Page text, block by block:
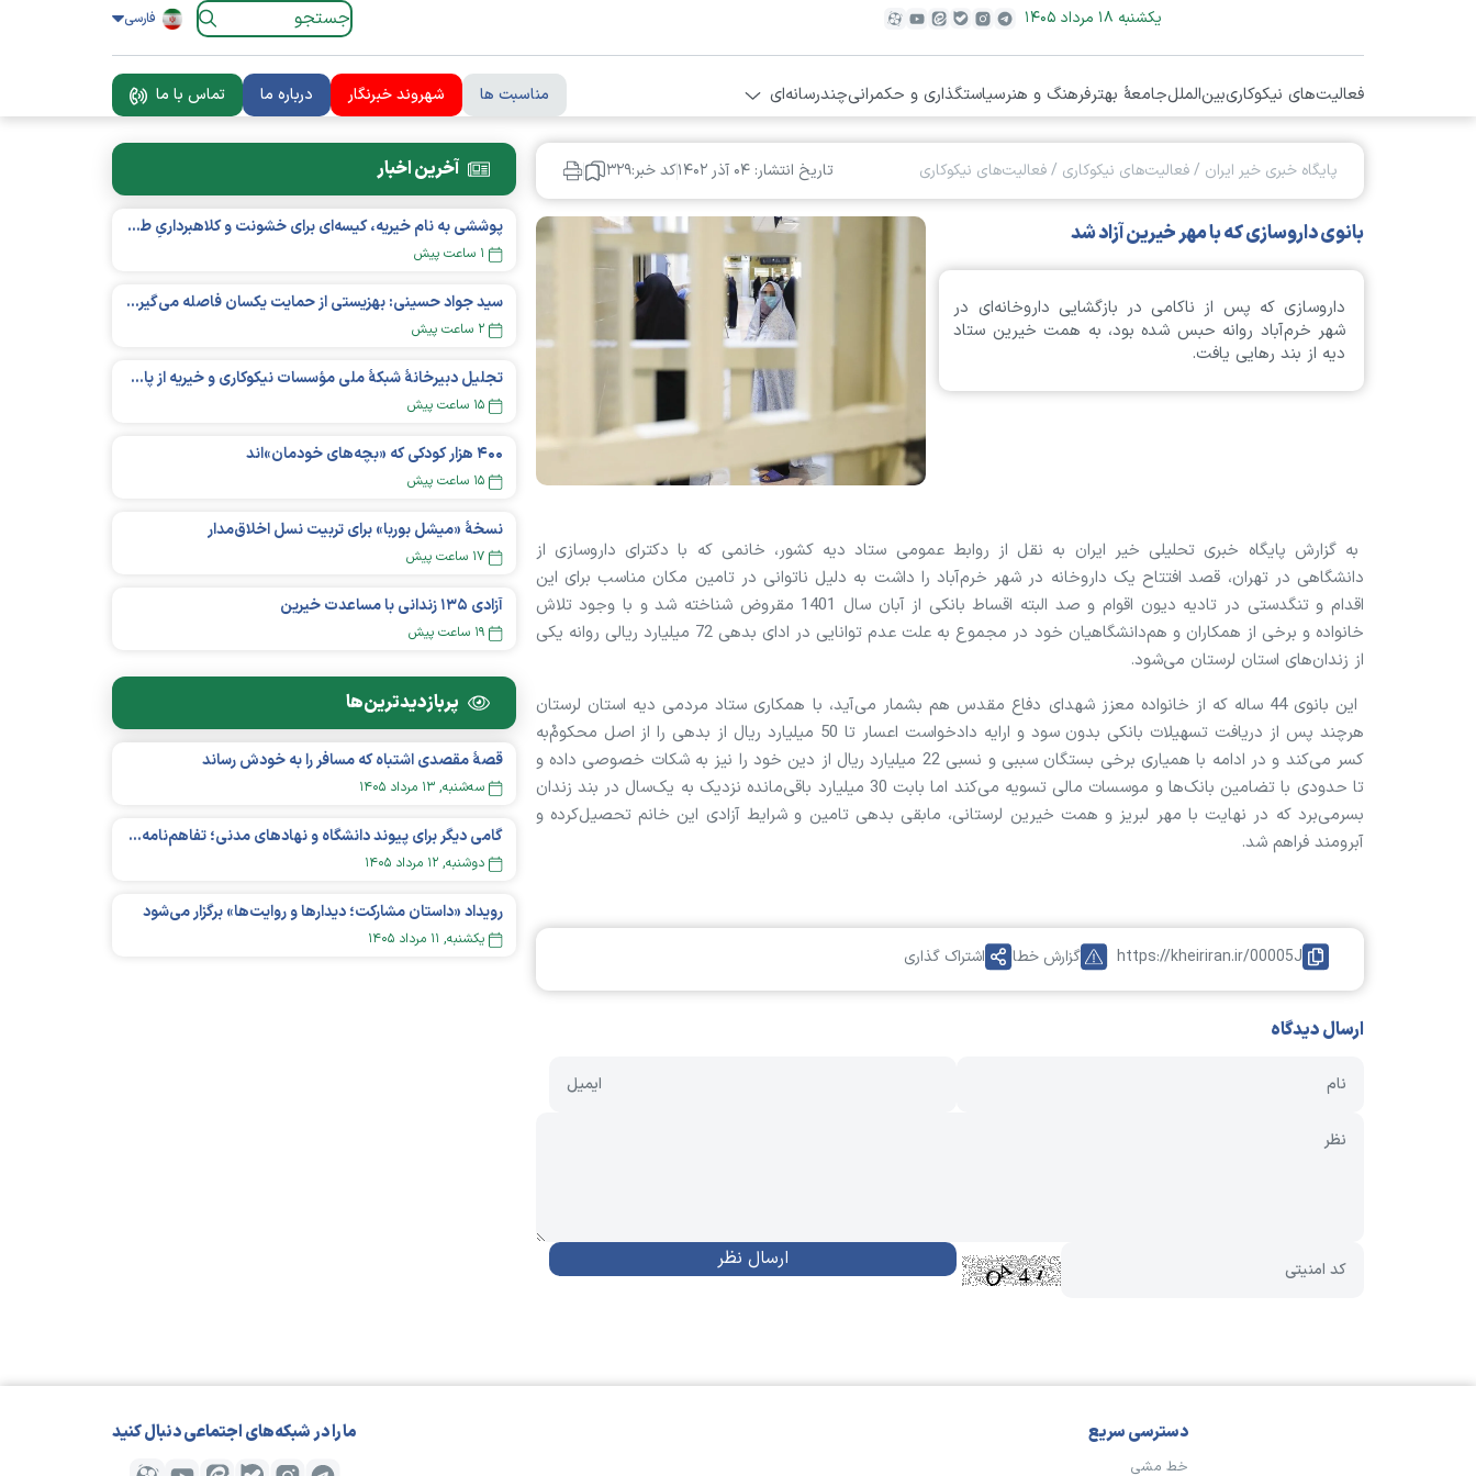
يکشنبه ۱۸ مرداد ۱۴۰۵ فارسی
فعالیت‌های نیکوکاریبین‌المللجامعۀ بهترفرهنگ و هنرسیاستگذاری و حکمرانیچندرسانه‌ای مناسبت ها شهروند خبرنگار درباره ما تماس با ما
پایگاه خبری خیر ایران /فعالیت‌های نیکوکاری /فعالیت‌های نیکوکاری تاریخ انتشار: ۰۴ آذر ۱۴۰۲ کد خبر:۳۲۹
بانوی داروسازی که با مهر خیرین آزاد شد
داروسازی که پس از ناکامی در بازگشایی داروخانه‌ای در
شهر خرم‌آباد روانه حبس شده بود، به همت خیرین ستاد
دیه از بند رهایی یافت.
به گزارش پایگاه خبری تحلیلی خیر ایران به نقل از روابط عمومی ستاد دیه کشور، خانمی که با دکترای داروسازی از
دانشگاهی در تهران، قصد افتتاح یک داروخانه در شهر خرم‌آباد را داشت به دلیل ناتوانی در تامین مکان مناسب برای این
اقدام و تنگدستی در تادیه دیون اقوام و صد البته اقساط بانکی از آبان سال 1401 مقروض شناخته شد و با وجود تلاش
خانواده و برخی از همکاران و هم‌دانشگاهیان خود در مجموع به علت عدم توانایی در ادای بدهی 72 میلیارد ریالی روانه یکی
از زندان‌های استان لرستان می‌شود.
این بانوی 44 ساله که از خانواده معزز شهدای دفاع مقدس هم بشمار می‌آید، با همکاری ستاد مردمی دیه استان لرستان
هرچند پس از دریافت تسهیلات بانکی بدون سود و ارایه دادخواست اعسار تا 50 میلیارد ریال از بدهی را از اصل محکوم‌ٌبه‌
کسر می‌کند و در ادامه با همیاری برخی بستگان سببی و نسبی 22 میلیارد ریال از دین خود را نیز به شکات خصوصی داده و
تا حدودی با تضامین بانک‌ها و موسسات مالی تسویه می‌کند اما بابت 30 میلیارد باقی‌مانده نزدیک به یک‌سال در بند زندان
بسرمی‌برد که در نهایت با مهر لبریز و همت خیرین لرستانی، مابقی بدهی تامین و شرایط آزادی این خانم تحصیل‌کرده و
آبرومند فراهم شد.
https://kheiriran.ir/00005J گزارش خطا اشتراک گذاری
ارسال دیدگاه
آخرین اخبار
پوششی به نام خیریه، کیسه‌ای برای خشونت و کلاهبرداریِ طرفداران ترامپ
۱ ساعت پیش
سید جواد حسینی: بهزیستی از حمایت یکسان فاصله می‌گیرد؛ پرداخت‌ها بر اساس نوع معلولیت و میزان نیاز تغییر می‌کند
۲ ساعت پیش
تجلیل دبیرخانۀ شبکۀ ملی مؤسسات نیکوکاری و خیریه از پایگاه خبری خیر ایران
۱۵ ساعت پیش
۴۰۰ هزار کودکی که «بچه‌های خودمان»‌اند
۱۵ ساعت پیش
نسخهٔ «میشل بوربا» برای تربیت نسل اخلاق‌مدار
۱۷ ساعت پیش
آزادی ۱۳۵ زندانی با مساعدت خیرین
۱۹ ساعت پیش
پربازدید‌ترین‌ها
قصهٔ مقصدی اشتباه که مسافر را به خودش رساند
سه‌شنبه, ۱۳ مرداد ۱۴۰۵
گامی دیگر برای پیوند دانشگاه و نهادهای مدنی؛ تفاهم‌نامه همکاری میان «شبکه ملی» و «دانشگاه هنر ایران» منعقد شد
دوشنبه, ۱۲ مرداد ۱۴۰۵
رویداد «داستان مشارکت؛ دیدار‌ها و روایت‌ها» برگزار می‌شود
يکشنبه, ۱۱ مرداد ۱۴۰۵
دسترسی سریع
خط مشی
مارا در شبکه‌های اجتماعی دنبال کنید